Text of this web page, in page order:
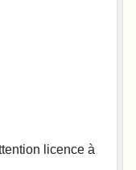
licence à